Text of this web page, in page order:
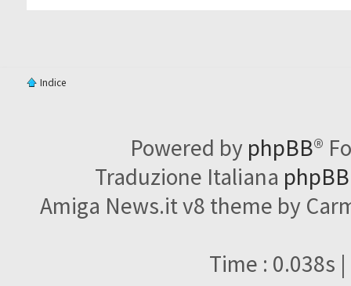
Indice
Powered by phpBB®
Traduzione Italiana
Amiga News.it v8 theme by
Time : 0.038s